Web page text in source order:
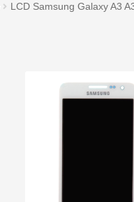
LCD Samsung Galaxy A3